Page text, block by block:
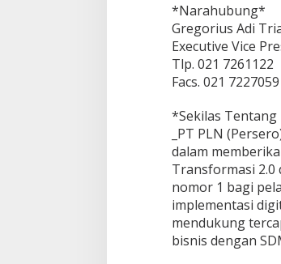
*Narahubung*
Gregorius Adi
Executive Vice
Tlp. 021 7261122
Facs. 021 7227059
*Sekilas Tentang
_PT PLN
dalam
Transformasi 2.0
nomor 1 bagi
implementasi
mendukung
bisnis dengan